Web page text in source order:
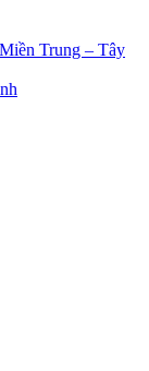
Trung – Tây